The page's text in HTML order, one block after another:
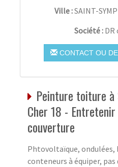
Ville :SAINT-
Société : DR
CONTACT OU
Peinture toiture à
Cher 18 -
couverture
Phtovoltaïque, ondulées,
conteneurs à équiper,